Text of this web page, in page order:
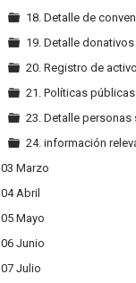
18. Detalle de
19. Detalle
20. Registro de
21. Políticas
23. Detalle personas
24. información
03 Marzo
04 Abril
05 Mayo
06 Junio
07 Julio